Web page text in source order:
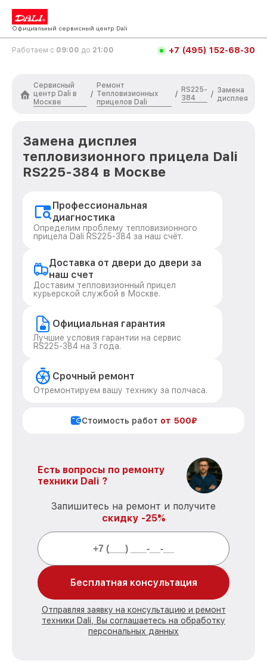
Официальный сервисный центр Dali
Работаем с 09:00 до 21:00 +7 (495) 152-68-30
Сервисный
центр Dali в
Москве
/
Ремонт
Тепловизионных
прицелов Dali
/
RS225-
384
/ Замена
дисплея
Замена дисплея
тепловизионного прицела Dali
RS225-384 в Москве
Профессиональная
диагностика
Определим проблему тепловизионного
прицела Dali RS225-384 за наш счёт.
Доставка от двери до двери за
наш счет
Доставим тепловизионный прицел
курьерской службой в Москве.
Официальная гарантия
Лучшие условия гарантии на сервис
RS225-384 на 3 года.
Срочный ремонт
Отремонтируем вашу технику за полчаса.
Стоимость работ от 500₽
Есть вопросы по ремонту
техники Dali ?
Запишитесь на ремонт и получите
скидку -25%
Бесплатная консультация
Отправляя заявку на консультацию и ремонт
техники Dali, Вы соглашаетесь на обработку
персональных данных